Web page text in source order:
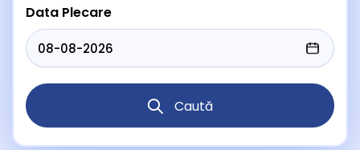
Data Plecare
Caută